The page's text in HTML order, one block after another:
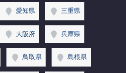
愛知県 三重県
大阪府 兵庫県
鳥取県 島根県